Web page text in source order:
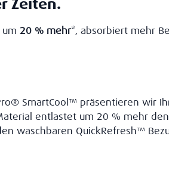
Zeiten.
20 % mehr*, absorbiert mehr
SmartCool™ präsentieren wir
entlastet um 20 % mehr
waschbaren QuickRefresh™